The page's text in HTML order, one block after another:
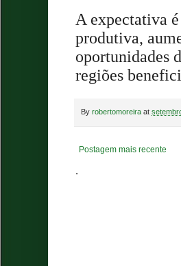
A expectativa
produtiva,
oportunidades
regiões
By robertomoreira at
Postagem mais recente
.